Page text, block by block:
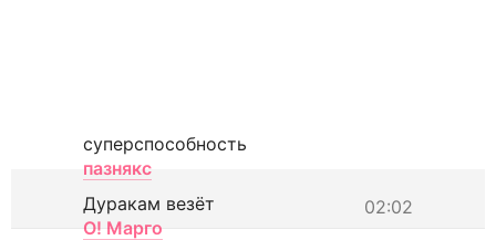
суперспособность
пазнякс
02:02
Дуракам везёт
О! Марго